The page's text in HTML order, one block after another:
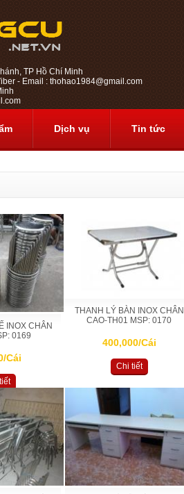
TP Hồ Chí Minh
- Email : thohao1984@gmail.com
Dịch vụ Tin tức
INOX CHÂN
0169
Cái
THANH LÝ BÀN INOX CHÂN
CAO-TH01 MSP: 0170
400,000/Cái
Chi tiết